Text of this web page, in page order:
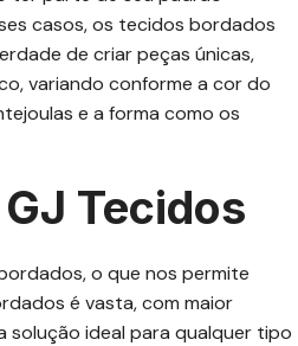
casos, os tecidos bordados
de criar peças únicas,
variando conforme a cor do
e a forma como os
Tecidos
o que nos permite
é vasta, com maior
ideal para qualquer tipo